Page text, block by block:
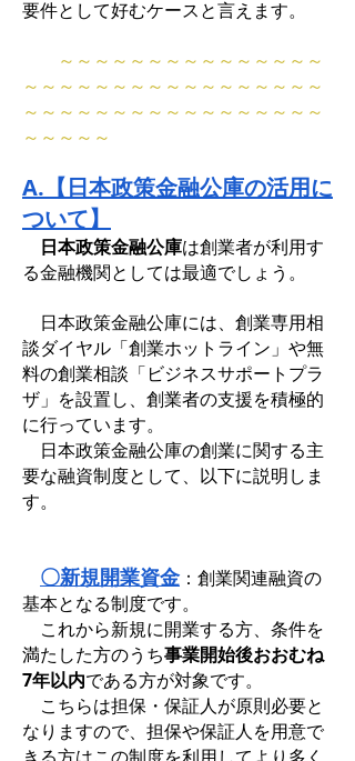
要件として好むケースと言えます。
～～～～～～～～～～～～～～～
～～～～～～～～～～～～～～～～～
～～～～～～～～～～～～～～～～～
～～～～～
A.【日本政策金融公庫の活用に
ついて】
日本政策金融公庫は創業者が利用す
る金融機関としては最適でしょう。
日本政策金融公庫には、創業専用相
談ダイヤル「創業ホットライン」や無
料の創業相談「ビジネスサポートプラ
ザ」を設置し、創業者の支援を積極的
に行っています。
日本政策金融公庫の創業に関する主
要な融資制度として、以下に説明しま
す。
〇新規開業資金：創業関連融資の
基本となる制度です。
これから新規に開業する方、条件を
満たした方のうち事業開始後おおむね
7年以内である方が対象です。
こちらは担保・保証人が原則必要と
なりますので、担保や保証人を用意で